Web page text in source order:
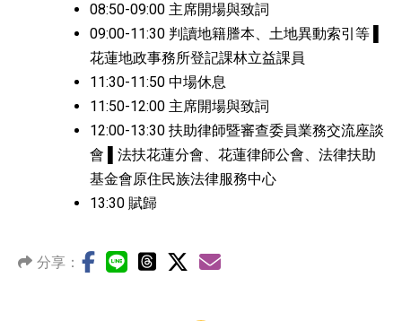
08:50-09:00 主席開場與致詞
09:00-11:30 判讀地籍謄本、土地異動索引等 ▌
花蓮地政事務所登記課林立益課員
11:30-11:50 中場休息
11:50-12:00 主席開場與致詞
12:00-13:30 扶助律師暨審查委員業務交流座談
會 ▌法扶花蓮分會、花蓮律師公會、法律扶助
基金會原住民族法律服務中心
13:30 賦歸
分享：